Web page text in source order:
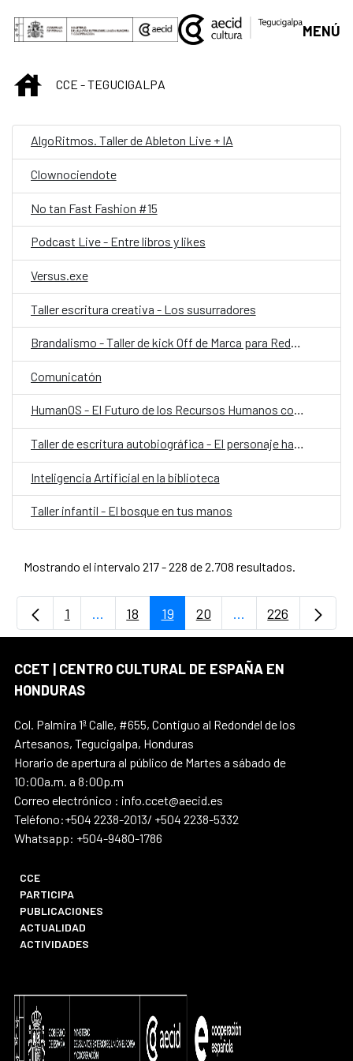
Saltar al contenido principal
MENÚ
INICIOCCE - TEGUCIGALPA
AlgoRitmos. Taller de Ableton Live + IA
Clownociendote
No tan Fast Fashion #15
Podcast Live - Entre libros y likes
Versus.exe
Taller escritura creativa - Los susurradores
Brandalismo - Taller de kick Off de Marca para Redes Sociales
Comunicatón
HumanOS - El Futuro de los Recursos Humanos con IA
Taller de escritura autobiográfica - El personaje habitado
Inteligencia Artificial en la biblioteca
Taller infantil - El bosque en tus manos
Mostrando el intervalo 217 - 228 de 2.708 resultados.
Página
1 ...Páginas intermedias Use TAB para
Página
18 Página
19 Página
20 ...PáginasPágina
226
CCET | CENTRO CULTURAL DE ESPAÑA EN
HONDURAS
Col. Palmira 1ª Calle, #655, Contiguo al Redondel de los
Artesanos, Tegucigalpa, Honduras
Horario de apertura al público de Martes a sábado de
10:00a.m. a 8:00p.m
Correo electrónico : info.ccet@aecid.es
Teléfono:+504 2238-2013/ +504 2238-5332
Whatsapp: +504-9480-1786
CCE
PARTICIPA
PUBLICACIONES
ACTUALIDAD
ACTIVIDADES